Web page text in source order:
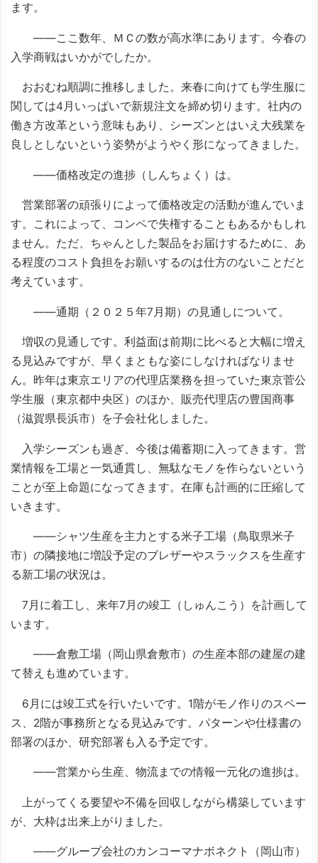
ます。
――ここ数年、ＭＣの数が高水準にあります。今春の
入学商戦はいかがでしたか。
おおむね順調に推移しました。来春に向けても学生服に
関しては4月いっぱいで新規注文を締め切ります。社内の
働き方改革という意味もあり、シーズンとはいえ大残業を
良しとしないという姿勢がようやく形になってきました。
――価格改定の進捗（しんちょく）は。
営業部署の頑張りによって価格改定の活動が進んでいま
す。これによって、コンペで失権することもあるかもしれ
ません。ただ、ちゃんとした製品をお届けするために、あ
る程度のコスト負担をお願いするのは仕方のないことだと
考えています。
――通期（２０２５年7月期）の見通しについて。
増収の見通しです。利益面は前期に比べると大幅に増え
る見込みですが、早くまともな姿にしなければなりませ
ん。昨年は東京エリアの代理店業務を担っていた東京菅公
学生服（東京都中央区）のほか、販売代理店の豊国商事
（滋賀県長浜市）を子会社化しました。
入学シーズンも過ぎ、今後は備蓄期に入ってきます。営
業情報を工場と一気通貫し、無駄なモノを作らないという
ことが至上命題になってきます。在庫も計画的に圧縮して
いきます。
――シャツ生産を主力とする米子工場（鳥取県米子
市）の隣接地に増設予定のブレザーやスラックスを生産す
る新工場の状況は。
7月に着工し、来年7月の竣工（しゅんこう）を計画して
います。
――倉敷工場（岡山県倉敷市）の生産本部の建屋の建
て替えも進めています。
6月には竣工式を行いたいです。1階がモノ作りのスペー
ス、2階が事務所となる見込みです。パターンや仕様書の
部署のほか、研究部署も入る予定です。
――営業から生産、物流までの情報一元化の進捗は。
上がってくる要望や不備を回収しながら構築しています
が、大枠は出来上がりました。
――グループ会社のカンコーマナボネクト（岡山市）